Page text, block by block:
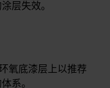
层失效。
氧底漆层上以推荐
系。